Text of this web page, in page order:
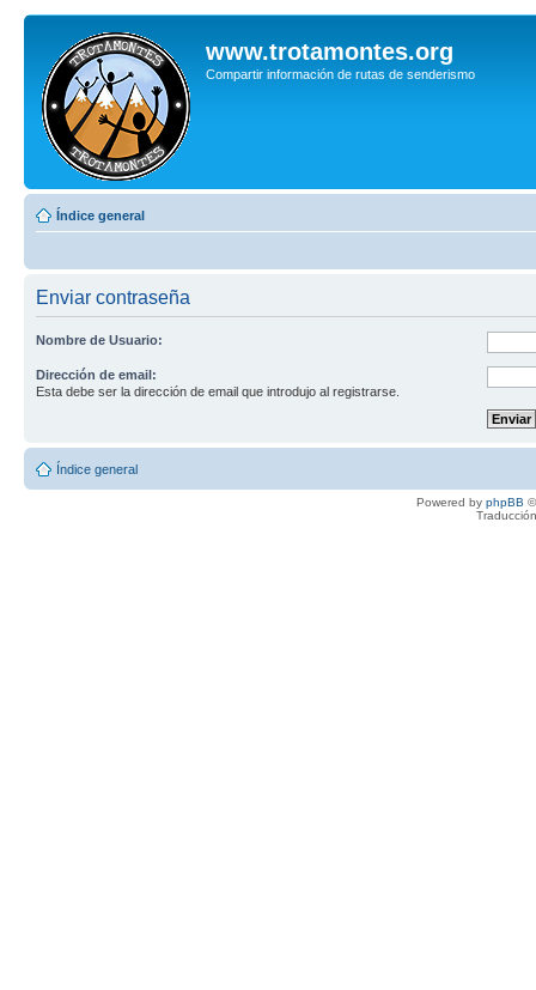
www.trotamontes.org
Compartir información de rutas de senderismo
Índice general
Enviar contraseña
Nombre de Usuario:
Dirección de email:
Esta debe ser la dirección de email que introdujo al registrarse.
Índice general
Powered by phpBB